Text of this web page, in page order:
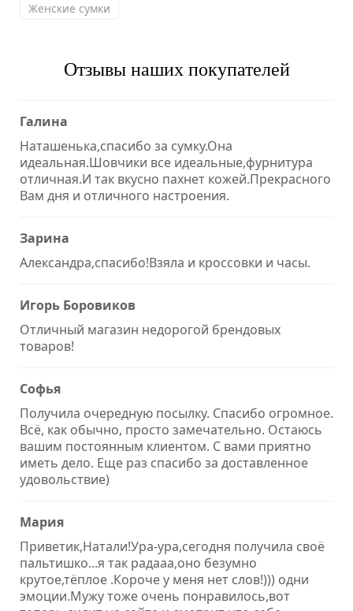
Женские сумки
Отзывы наших покупателей
Галина
Наташенька,спасибо за сумку.Она
идеальная.Шовчики все идеальные,фурнитура
отличная.И так вкусно пахнет кожей.Прекрасного
Вам дня и отличного настроения.
Зарина
Александра,спасибо!Взяла и кроссовки и часы.
Игорь Боровиков
Отличный магазин недорогой брендовых
товаров!
Софья
Получила очередную посылку. Спасибо огромное.
Всё, как обычно, просто замечательно. Остаюсь
вашим постоянным клиентом. С вами приятно
иметь дело. Еще раз спасибо за доставленное
удовольствие)
Мария
Приветик,Натали!Ура-ура,сегодня получила своё
пальтишко...я так радааа,оно безумно
крутое,тёплое .Короче у меня нет слов!))) одни
эмоции.Мужу тоже очень понравилось,вот